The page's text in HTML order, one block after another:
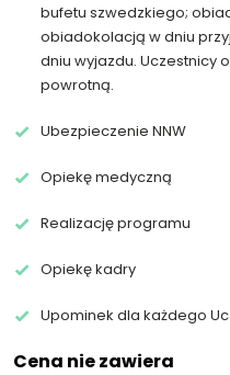
bufetu szwedzkiego;
obiadokolacją w dniu
dniu wyjazdu. Uczestnicy
powrotną.
Ubezpieczenie NNW
Opiekę medyczną
Realizację programu
Opiekę kadry
Upominek dla każdego
Cena nie zawiera